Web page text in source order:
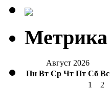
Метрика
Август 2026
Пн Вт Ср Чт Пт Сб Вс
1
2